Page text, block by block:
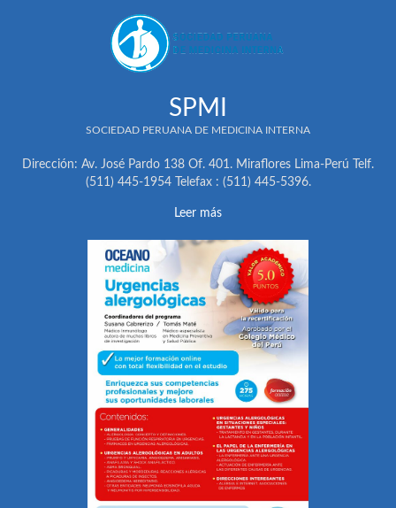
SPMI
SOCIEDAD PERUANA DE MEDICINA INTERNA
Dirección: Av. José Pardo 138 Of. 401. Miraflores Lima-Perú Telf.
(511) 445-1954 Telefax : (511) 445-5396.
Leer más